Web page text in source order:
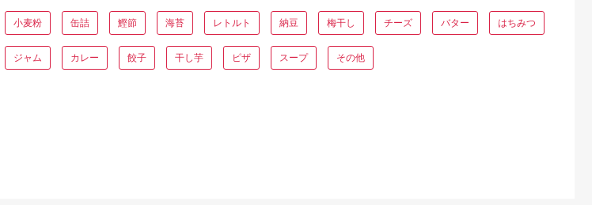
びで人気！ふ
3,000円」の返
小麦粉 缶詰 鰹節 海苔 レトルト 納豆 梅干し チーズ バター はちみつ
ジャム カレー 餃子 干し芋 ピザ スープ その他